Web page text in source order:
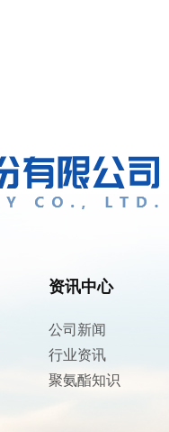
资讯中心
公司新闻
行业资讯
聚氨酯知识